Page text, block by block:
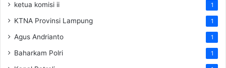
ketua komisi ii 1
KTNA Provinsi Lampung 1
Agus Andrianto 1
Baharkam Polri 1